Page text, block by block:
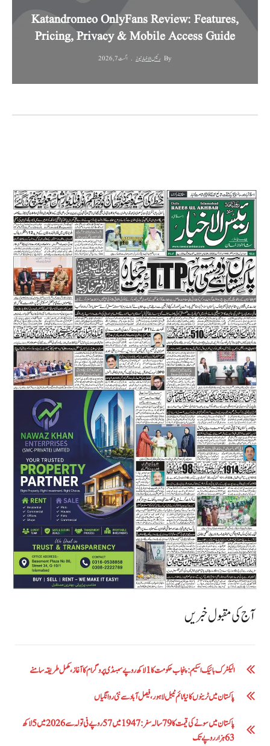
Katandromeo OnlyFans Review: Features,
Pricing, Privacy & Mobile Access Guide
By رئیس الاخبار نیوز اگست 7, 2026
آج کی مقبول خبریں
الیکٹرک بائیک اسکیم: پنجاب حکومت کا1 لاکھ روپے سبسڈی پروگرام کا آغاز ،مکمل طریقہ سامنے
پاکستان میں ٹرینوں کا نیا ٹائم ٹیبل لاہور، فیصل آباد سے نئی روانگیاں
پاکستان میں سونے کی قیمت کا 79 سالہ سفر: 1947 میں 57 روپے فی تولہ سے 2026 میں 5 لاکھ
63 ہزار روپے تک